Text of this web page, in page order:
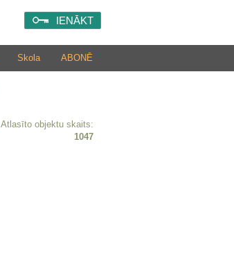
IENĀKT
ABONĒ
Skola
Atlasīto objektu skaits:
1047